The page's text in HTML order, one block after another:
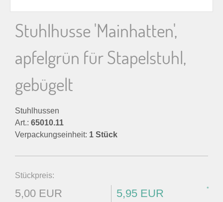
Stuhlhusse 'Mainhatten',
apfelgrün für Stapelstuhl,
gebügelt
Stuhlhussen
Art.: 65010.11
Verpackungseinheit: 1 Stück
Stückpreis:
5,00 EUR 5,95 EUR *